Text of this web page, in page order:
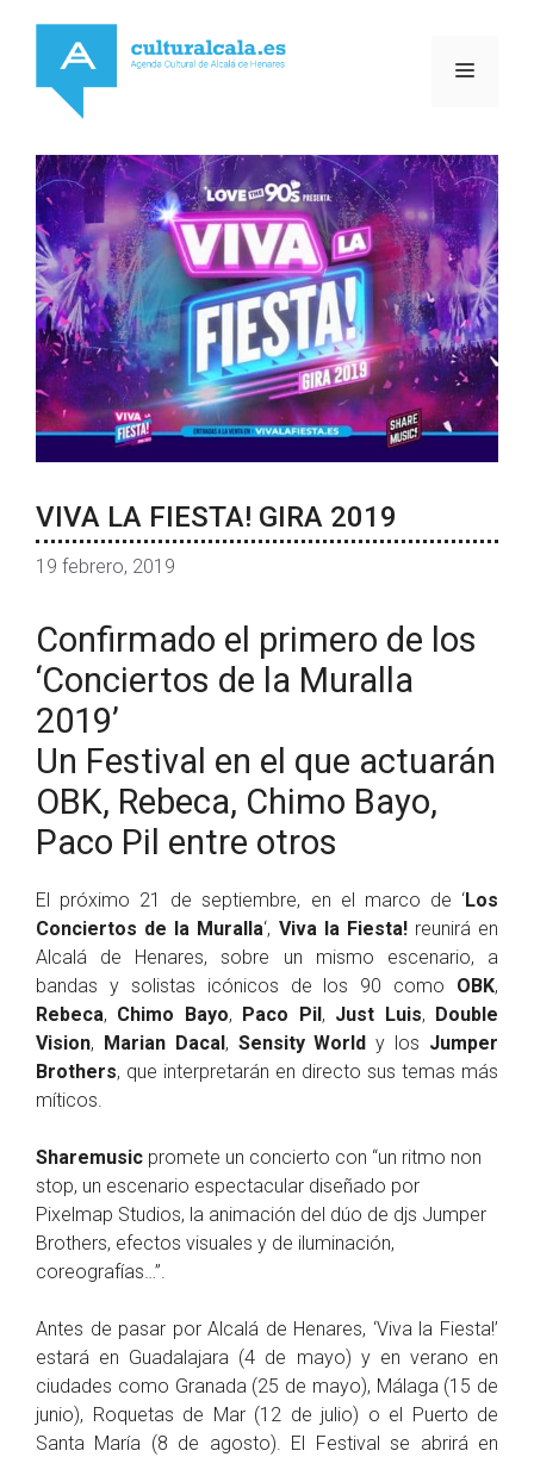
contenido
MENÚ
VIVA LA FIESTA! GIRA 2019
19 febrero, 2019
Confirmado el primero de los
‘Conciertos de la Muralla
2019’
Un Festival en el que actuarán
OBK, Rebeca, Chimo Bayo,
Paco Pil entre otros
El próximo 21 de septiembre, en el marco de ‘Los
Conciertos de la Muralla‘, Viva la Fiesta!reunirá en
Alcalá de Henares, sobre un mismo escenario, a
bandas y solistas icónicos de los 90 como OBK,
Rebeca, Chimo Bayo, Paco Pil , Just Luis,
Double
Vision, Marian Dacal , Sensity World y los Jumper
Brothers, que interpretarán en directo sus temas más
míticos.
Sharemusic promete un concierto con “un ritmo non
stop, un escenario espectacular diseñado por
Pixelmap Studios, la animación del dúo de djs Jumper
Brothers, efectos visuales y de iluminación,
coreografías…”.
Antes de pasar por Alcalá de Henares, ‘Viva la Fiesta!’
estará en Guadalajara (4 de mayo) y en verano en
ciudades como Granada (25 de mayo), Málaga (15 de
junio), Roquetas de Mar (12 de julio) o el Puerto de
Santa María (8 de agosto). El Festival se abrirá en